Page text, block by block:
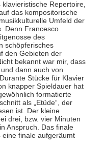
Repertoire,
das kompositorische
Umfeld der
Denn Francesco
des
schöpferisches
den Gebieten der
bekannt war mir, dass
dann auch von
Stücke für Klavier
knapper Spieldauer hat
formatierte
als „Etüde“, der
ist. Der kleine
drei, bzw. vier Minuten
Anspruch. Das finale
eine finale aufgeräumt